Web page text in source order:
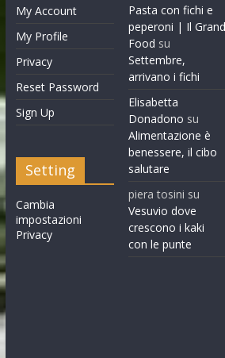
My Account
My Profile
Privacy
Reset Password
Sign Up
Setting
Cambia
impostazioni
Privacy
Pasta con fichi e
peperoni | Il Grand
Food su
Settembre,
arrivano i fichi
Elisabetta
Donadono su
Alimentazione è
benessere, il cibo
salutare
piera tosini su
Vesuvio dove
crescono i kaki
con le punte